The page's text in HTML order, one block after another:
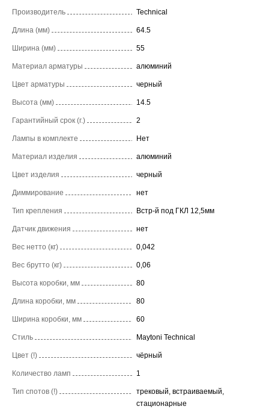
Производитель Technical
Длина (мм) 64.5
Ширина (мм) 55
Материал арматуры алюминий
Цвет арматуры черный
Высота (мм) 14.5
Гарантийный срок (г.) 2
Лампы в комплекте Нет
Материал изделия алюминий
Цвет изделия черный
Диммирование нет
Тип крепления Встр-й под ГКЛ 12,5мм
Датчик движения нет
Вес нетто (кг) 0,042
Вес брутто (кг) 0,06
Высота коробки, мм 80
Длина коробки, мм 80
Ширина коробки, мм 60
Стиль Maytoni Technical
Цвет (!) чёрный
Количество ламп 1
Тип спотов (!)
трековый, встраиваемый,
стационарные